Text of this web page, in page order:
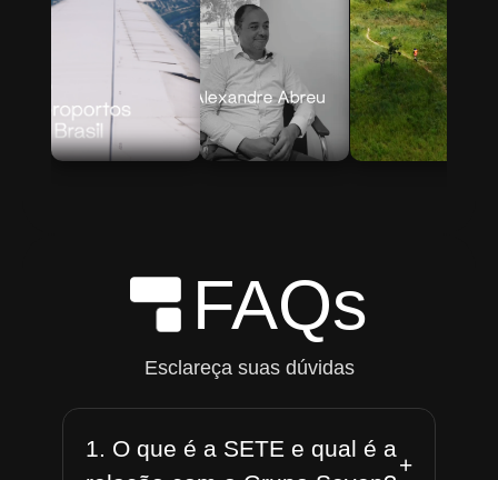
FAQs
Esclareça suas dúvidas
1. O que é a SETE e qual é a
+